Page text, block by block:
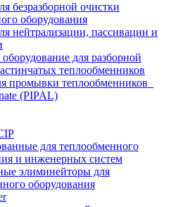
безразборной очистки
оборудования
нейтрализации, пассивации и
для разборной
теплообменников
промывки теплообменников
(PIPAL)
для теплообменного
и инженерных систем
элиминейторы для
оборудования